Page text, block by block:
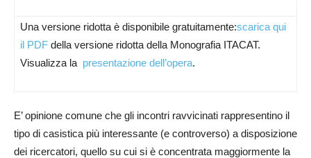
Una versione ridotta è disponibile gratuitamente:scarica qui
il PDF della versione ridotta della Monografia ITACAT.
Visualizza la presentazione dell’opera.
E’ opinione comune che gli incontri ravvicinati rappresentino il
tipo di casistica più interessante (e controverso) a disposizione
dei ricercatori, quello su cui si è concentrata maggiormente la